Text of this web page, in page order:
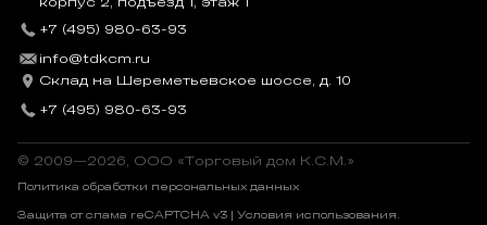
+7 (495) 980-63-93
info@tdkcm.ru
Склад на Шереметьевское шоссе, д. 10
+7 (495) 980-63-93
© 2009—2026, OOO «Торговый дом К.С.М.»
Политика обработки персональных данных
Защита от спама reCAPTCHA v3 | Условия использования.